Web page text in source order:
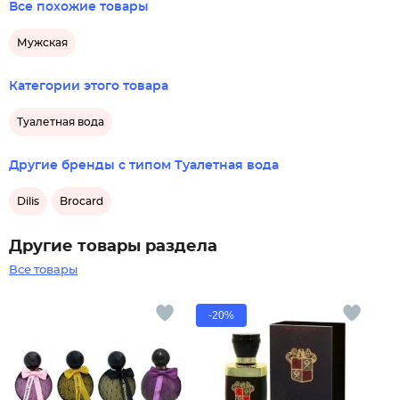
Все похожие товары
Мужская
Категории этого товара
Туалетная вода
Другие бренды с типом Туалетная вода
Dilis Brocard
Другие товары раздела
Все товары
-20%